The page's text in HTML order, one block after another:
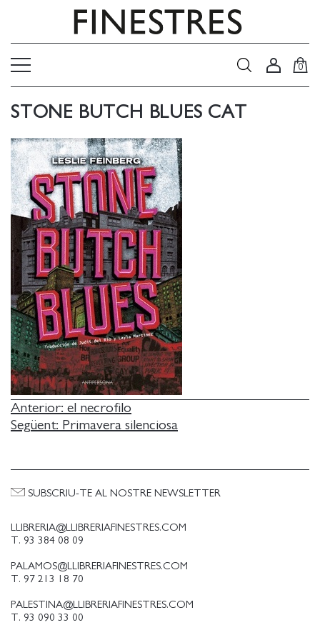
0
STONE BUTCH BLUES CAT
NAVEGACIÓ
D'ENTRADES
Anterior: el necrofilo
Següent: Primavera silenciosa
LLIBRERIA@LLIBRERIAFINESTRES.COM
T. 93 384 08 09
PALAMOS@LLIBRERIAFINESTRES.COM
T. 97 213 18 70
PALESTINA@LLIBRERIAFINESTRES.COM
T. 93 090 33 00
SUBSCRIU-TE AL NOSTRE NEWSLETTER